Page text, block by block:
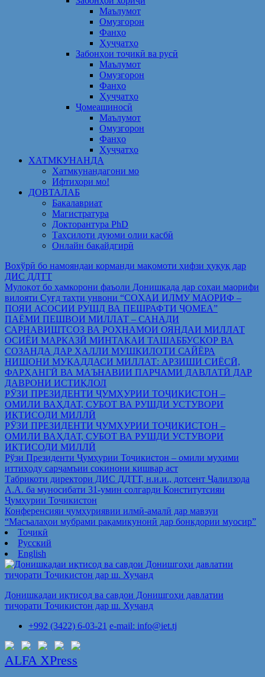
Маълумот
Омузгорон
Фанҳо
Ҳуҷҷатҳо
Забонҳои тоҷикӣ ва русӣ
Маълумот
Омузгорон
Фанҳо
Ҳуҷҷатҳо
Ҷомеашиносӣ
Маълумот
Омузгорон
Фанҳо
Ҳуҷҷатҳо
ХАТМКУНАНДА
Хатмкунандагони мо
Ифтихори мо!
ДОВТАЛАБ
Бакалавриат
Магистратура
Докторантура PhD
Таҳсилоти дуюми олии касбӣ
Онлайн бақайдгирӣ
Вохўрӣ бо намояндаи корманди мақомоти ҳифзи ҳуқуқ дар
ДИС ДДТТ
Мулоқот бо ҳамкорони фаъоли Донишкада дар соҳаи маорифи
вилояти Суғд таҳти унвони “СОҲАИ ИЛМУ МАОРИФ –
ПОЯИ АСОСИИ РУШД ВА ПЕШРАФТИ ҶОМЕА”
ПАЁМИ ПЕШВОИ МИЛЛАТ – САНАДИ
САРНАВИШТСОЗ ВА РОҲНАМОИ ОЯНДАИ МИЛЛАТ
ОСИЁИ МАРКАЗӢ МИНТАҚАИ ТАШАББУСКОР ВА
СОЗАНДА ДАР ҲАЛЛИ МУШКИЛОТИ САЙЁРА
НИШОНИ МУҚАДДАСИ МИЛЛАТ: АРЗИШИ СИЁСӢ,
ФАРҲАНГӢ ВА МАЪНАВИИ ПАРЧАМИ ДАВЛАТӢ ДАР
ДАВРОНИ ИСТИҚЛОЛ
РӮЗИ ПРЕЗИДЕНТИ ҶУМҲУРИИ ТОҶИКИСТОН –
ОМИЛИ ВАҲДАТ, СУБОТ ВА РУШДИ УСТУВОРИ
ИҚТИСОДИ МИЛЛӢ
РӮЗИ ПРЕЗИДЕНТИ ҶУМҲУРИИ ТОҶИКИСТОН –
ОМИЛИ ВАҲДАТ, СУБОТ ВА РУШДИ УСТУВОРИ
ИҚТИСОДИ МИЛЛӢ
Рўзи Президенти Ҷумҳурии Тоҷикистон – омили муҳими
иттиҳоду сарҷамъии сокинони кишвар аст
Табрикоти директори ДИС ДДТТ, н.и.и., дотсент Ҷалилзода
А.А. ба муносибати 31-умин солгарди Конститутсияи
Ҷумҳурии Тоҷикистон
Конференсияи ҷумҳуриявии илмӣ-амалӣ дар мавзуи
“Масъалаҳои мубрами рақамикунонӣ дар бонкдории муосир”
Тоҷикӣ
Русский
English
Донишкадаи иқтисод ва савдои Донишгоҳи давлатии
тиҷорати Тоҷикистон дар ш. Хуҷанд
+992 (3422) 6-03-21 e-mail: info@iet.tj
ALFA XPress